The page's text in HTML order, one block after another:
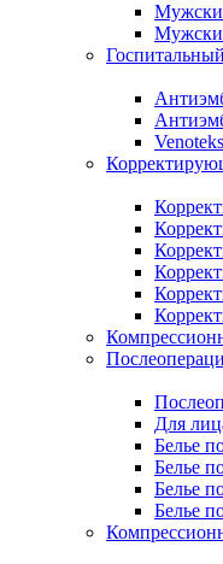
Venoteks
Для
Белье
Белье
Белье
Белье